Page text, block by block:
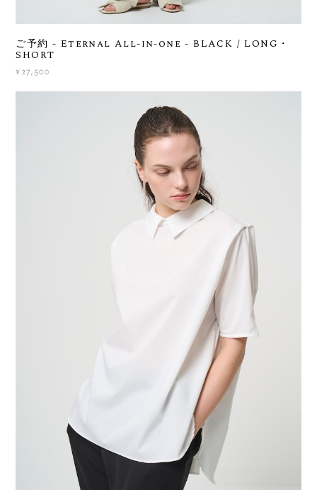
ご予約 - Eternal All-in-one - BLACK / LONG・
SHORT
¥27,500